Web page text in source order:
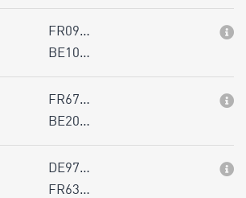
FR09…
BE10…
FR67…
BE20…
DE97…
FR63…